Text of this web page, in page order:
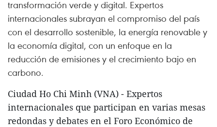
transformación verde y digital. Expertos
internacionales subrayan el compromiso del país
con el desarrollo sostenible, la energía renovable y
la economía digital, con un enfoque en la
reducción de emisiones y el crecimiento bajo en
carbono.
Ciudad Ho Chi Minh (VNA) - Expertos
internacionales que participan en varias mesas
redondas y debates en el Foro Económico de